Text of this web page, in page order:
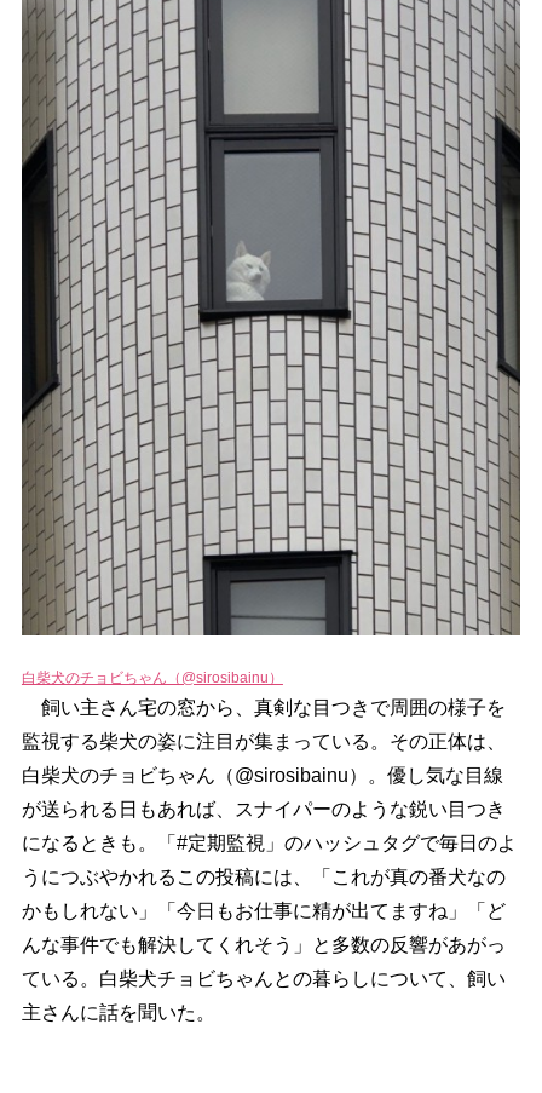
白柴犬のチョビちゃん（@sirosibainu）
飼い主さん宅の窓から、真剣な目つきで周囲の様子を
監視する柴犬の姿に注目が集まっている。その正体は、
白柴犬のチョビちゃん（@sirosibainu）。優し気な目線
が送られる日もあれば、スナイパーのような鋭い目つき
になるときも。「#定期監視」のハッシュタグで毎日のよ
うにつぶやかれるこの投稿には、「これが真の番犬なの
かもしれない」「今日もお仕事に精が出てますね」「ど
んな事件でも解決してくれそう」と多数の反響があがっ
ている。白柴犬チョビちゃんとの暮らしについて、飼い
主さんに話を聞いた。